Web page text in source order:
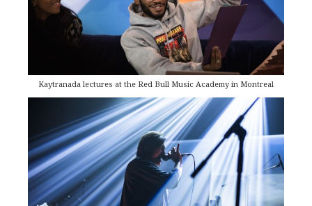
Kaytranada lectures at the Red Bull Music Academy in Montreal